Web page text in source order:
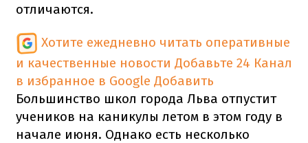
отличаются.
Хотите ежедневно читать оперативные
и качественные новости Добавьте 24 Канал
в избранное в Google Добавить
Большинство школ города Льва отпустит
учеников на каникулы летом в этом году в
начале июня. Однако есть несколько